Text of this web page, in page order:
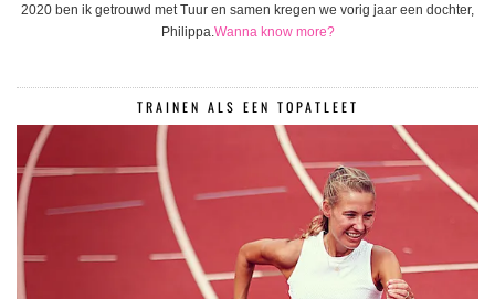
2020 ben ik getrouwd met Tuur en samen kregen we vorig jaar een dochter,
Philippa. Wanna know more?
TRAINEN ALS EEN TOPATLEET